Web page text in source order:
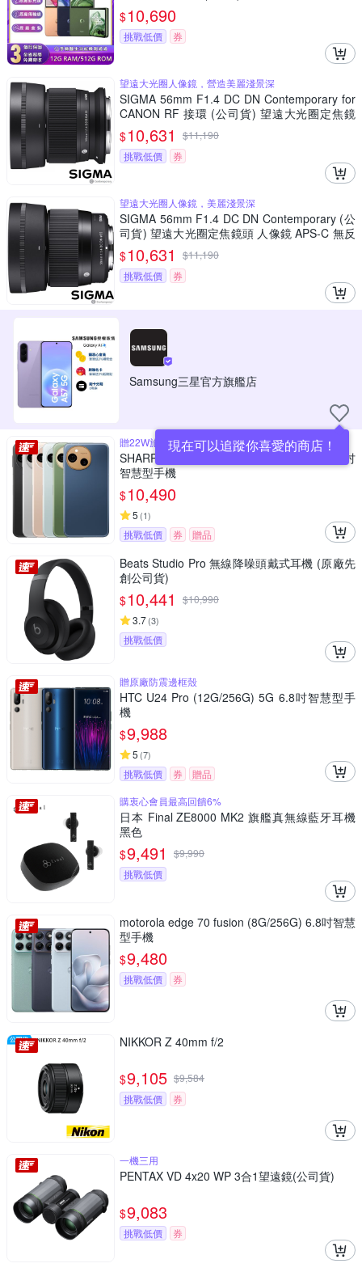
$10,690
挑戰低價 券
望遠大光圈人像鏡，營造美麗淺景深
SIGMA 56mm F1.4 DC DN Contemporary for
CANON RF 接環 (公司貨) 望遠大光圈定焦鏡
人像鏡 APS-C 無反微單眼專用鏡頭
$10,631 $11,190
挑戰低價
券
望遠大光圈人像鏡，美麗淺景深
SIGMA 56mm F1.4 DC DN Contemporary (公
司貨) 望遠大光圈定焦鏡頭 人像鏡 APS-C 無反
微單眼專用鏡頭
$10,631 $11,190
挑戰低價
券
Samsung三星官方旗艦店
現在可以追蹤你喜愛的商店！
贈22W旅充頭、玻璃貼、快充線
SHARP AQUOS sense10 5G (8G/256G) 6.1吋
智慧型手機
$10,490
5 (1)
挑戰低價 券 贈品
Beats Studio Pro 無線降噪頭戴式耳機 (原廠先
創公司貨)
$10,441 $10,990
3.7(3)
挑戰低價
贈原廠防震邊框殼
HTC U24 Pro (12G/256G) 5G 6.8吋智慧型手
機
$9,988
5 (7)
挑戰低價 券
贈品
購衷心會員最高回饋6%
日本 Final ZE8000 MK2 旗艦真無線藍牙耳機
黑色
$9,491 $9,990
挑戰低價
motorola edge 70 fusion (8G/256G) 6.8吋智慧
型手機
$9,480
挑戰低價 券
NIKKOR Z 40mm f/2
$9,105 $9,584
挑戰低價
券
一機三用
PENTAX VD 4x20 WP 3合1望遠鏡(公司貨)
$9,083
挑戰低價 券